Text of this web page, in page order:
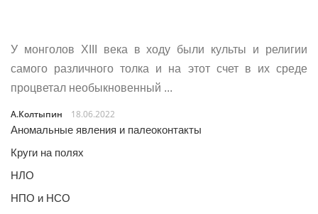
У монголов XIII века в ходу были культы и религии
самого различного толка и на этот счет в их среде
процветал необыкновенный ...
А.Колтыпин
18.06.2022
Аномальные явления и палеоконтакты
Круги на полях
НЛО
НПО и НСО